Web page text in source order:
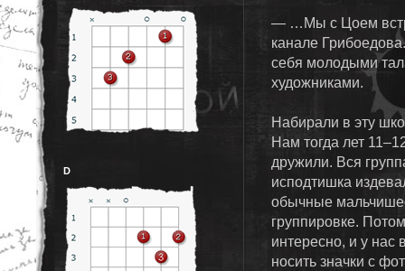
— …Мы с Цоем
канале
себя молодыми
художниками.
Набирали в эту
Нам тогда лет
дружили. Вся
исподтишка
обычные
группировке.
интересно, и у нас
носить значки с
D